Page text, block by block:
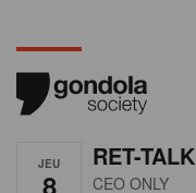
JEU
8
RET-TALK
CEO ONLY